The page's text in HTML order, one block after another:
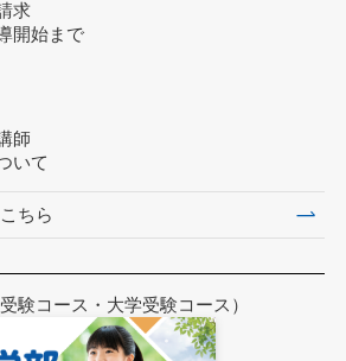
求
開始まで
師
いて
ちら
験コース・大学受験コース）